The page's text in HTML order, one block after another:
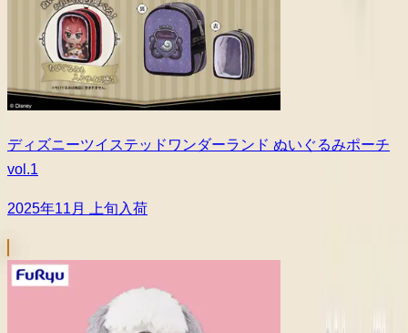
ディズニーツイステッドワンダーランド ぬいぐるみポーチ
vol.1
2025年11月 上旬入荷